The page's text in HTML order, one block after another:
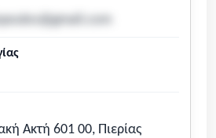
Ακτή 601 00, Πιερίας